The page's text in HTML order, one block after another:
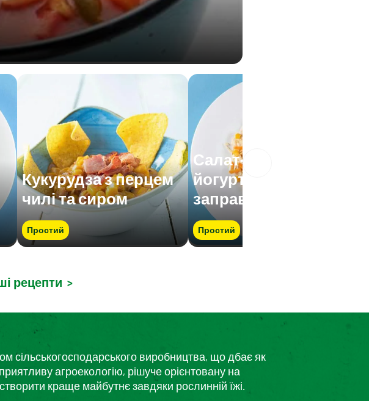
Кукурудза з перцем
чилі та сиром
Простий
Салат-асорті з
йогуртовою
заправкою
Простий
рецепти >
сільськогосподарського виробництва, що дбає як
агроекологію, рішуче орієнтовану на
краще майбутнє завдяки рослинній їжі.